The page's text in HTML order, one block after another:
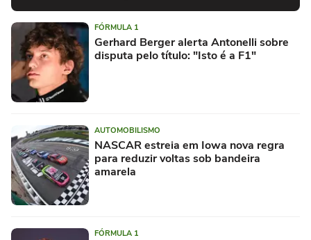
FÓRMULA 1
Gerhard Berger alerta Antonelli sobre
disputa pelo título: "Isto é a F1"
AUTOMOBILISMO
NASCAR estreia em Iowa nova regra
para reduzir voltas sob bandeira
amarela
FÓRMULA 1